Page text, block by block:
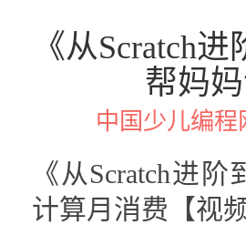
《从Scratch
帮妈
中国少儿编程
《从Scratch进
计算月消费【视频